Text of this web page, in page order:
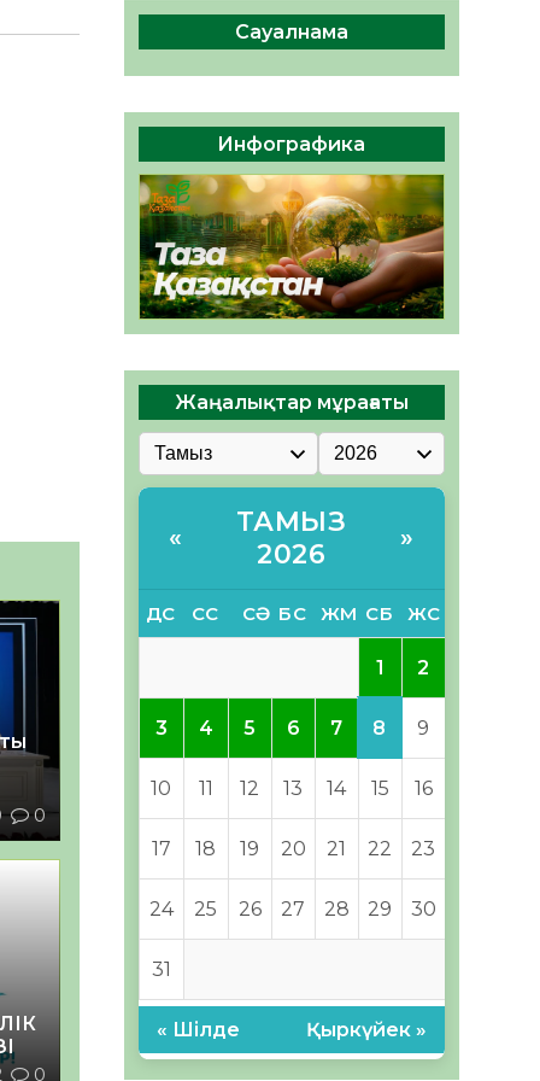
0
0
Руслан Рүстемұлы облыс
әкімінің кеңесшісі болып
тағайындалды
05.08.2026
43 0
Сауалнама
Инфографика
Жаңалықтар мұрағаты
«
ТАМЫЗ
2026
»
ДС СС СӘ БС ЖМ СБ ЖС
1 2
3 4 5 6 7 8 9
10 11 12 13 14 15 16
17 18 19 20 21 22 23
24 25 26 27 28 29 30
31
« Шілде Қыркүйек »